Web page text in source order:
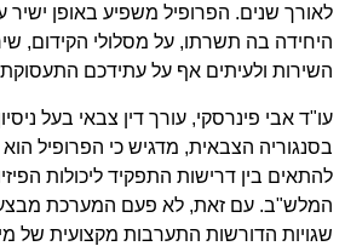
לאורך שנים. הפרופיל משפיע באופן ישיר
היחידה בה תשרתו, על מסלולי הקידום,
השירות ולעיתים אף על עתידכם
עו"ד אבי פינרסקי, עורך דין צבאי בעל
בסנגוריה הצבאית, מדגיש כי הפרופיל הוא
להתאים בין דרישות התפקיד ליכולות
המלש"ב. עם זאת, לא פעם המערכת
שגויות הדורשות התערבות מקצועית של